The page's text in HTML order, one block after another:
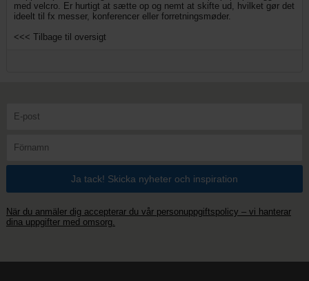
med velcro. Er hurtigt at sætte op og nemt at skifte ud, hvilket gør det
ideelt til fx messer, konferencer eller forretningsmøder.
<<< Tilbage til oversigt
När du anmäler dig accepterar du vår personuppgiftspolicy – vi hanterar
dina uppgifter med omsorg.